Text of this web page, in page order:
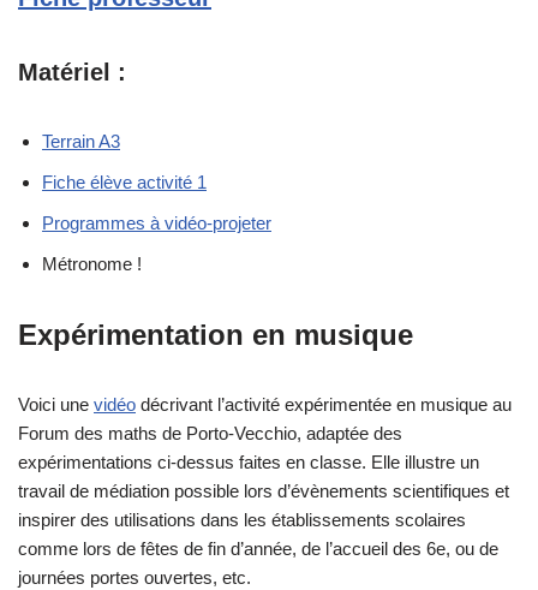
Matériel :
Terrain A3
Fiche élève activité 1
Programmes à vidéo-projeter
Métronome !
Expérimentation en musique
Voici une vidéo décrivant l’activité expérimentée en musique au
Forum des maths de Porto-Vecchio, adaptée des
expérimentations ci-dessus faites en classe. Elle illustre un
travail de médiation possible lors d’évènements scientifiques et
inspirer des utilisations dans les établissements scolaires
comme lors de fêtes de fin d’année, de l’accueil des 6e, ou de
journées portes ouvertes, etc.